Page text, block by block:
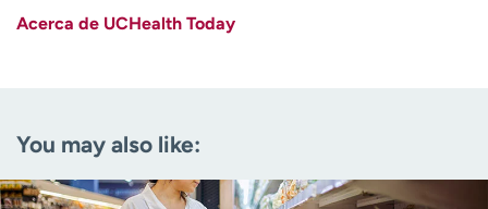
Acerca de UCHealth Today
You may also like: